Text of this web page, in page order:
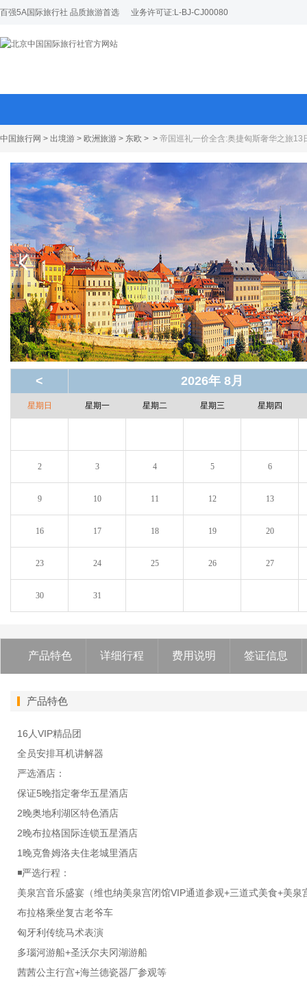
百强5A国际旅行社 品质旅游首选 业务许可证:L-BJ-CJ00080
中国旅行网 > 出境游 > 欧洲旅游 > 东欧 > > 帝国巡礼一价全含:奥捷匈斯奢华之旅13
< 2026年 8月
星期日 星期一 星期二 星期三 星期四
2 3 4 5 6
9 10 11 12 13
16 17 18 19 20
23 24 25 26 27
30 31
产品特色 详细行程 费用说明 签证信息
产品特色
16人VIP精品团
全员安排耳机讲解器
严选酒店：
保证5晚指定奢华五星酒店
2晚奥地利湖区特色酒店
2晚布拉格国际连锁五星酒店
1晚克鲁姆洛夫住老城里酒店
◾️严选行程：
美泉宫音乐盛宴（维也纳美泉宫闭馆VIP通道参观+三道式美食+美
布拉格乘坐复古老爷车
匈牙利传统马术表演
多瑙河游船+圣沃尔夫冈湖游船
茜茜公主行宫+海兰德瓷器厂参观等